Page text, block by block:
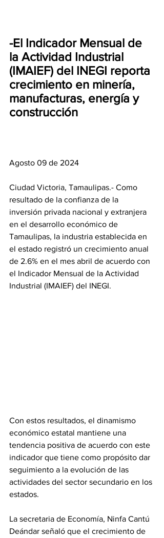
-El Indicador Mensual de
la Actividad Industrial
(IMAIEF) del INEGI reporta
crecimiento en minería,
manufacturas, energía y
construcción
Agosto 09 de 2024
Ciudad Victoria, Tamaulipas.- Como
resultado de la confianza de la
inversión privada nacional y extranjera
en el desarrollo económico de
Tamaulipas, la industria establecida en
el estado registró un crecimiento anual
de 2.6% en el mes abril de acuerdo con
el Indicador Mensual de la Actividad
Industrial (IMAIEF) del INEGI.
Con estos resultados, el dinamismo
económico estatal mantiene una
tendencia positiva de acuerdo con este
indicador que tiene como propósito dar
seguimiento a la evolución de las
actividades del sector secundario en los
estados.
La secretaria de Economía, Ninfa Cantú
Deándar señaló que el crecimiento de